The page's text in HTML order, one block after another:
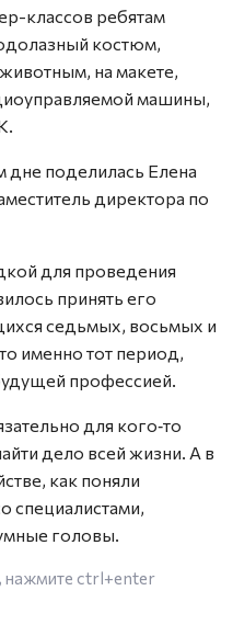
классов ребятам
костюм,
на макете,
машины,
поделилась Елена
директора по
для проведения
принять его
седьмых, восьмых и
именно тот период,
профессией.
для кого‑то
дело всей жизни. А в
как поняли
специалистами,
головы.
нажмите ctrl+enter